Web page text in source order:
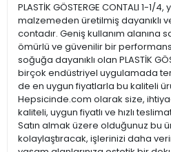
PLASTİK GÖSTERGE CONTALI 1-1/
malzemeden üretilmiş dayanıklı
contadır. Geniş kullanım alanına
ömürlü ve güvenilir bir
soğuğa dayanıklı olan PLASTİK
birçok endüstriyel uygulamada
de en uygun fiyatlarla bu kaliteli
Hepsicinde.com olarak size,
kaliteli, uygun fiyatlı ve hızlı
Satın almak üzere olduğunuz bu
kolaylaştıracak, işlerinizi daha